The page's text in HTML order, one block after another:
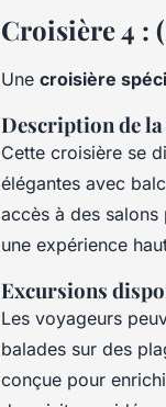
Croisière 4 :
Une croisière
Description de
Cette croisière se
élégantes avec
accès à des
une expérience
Excursions
Les voyageurs
balades sur des
conçue pour